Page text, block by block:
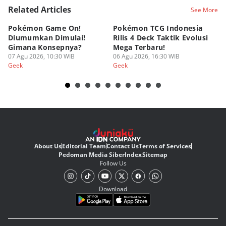
Related Articles See More
Pokémon Game On!
Diumumkan Dimulai!
Gimana Konsepnya?
07 Agu 2026, 10:30 WIB
Geek
Pokémon TCG Indonesia
Rilis 4 Deck Taktik Evolusi
Mega Terbaru!
06 Agu 2026, 16:30 WIB
Geek
About UsEditorial TeamContact UsTerms of Services
Pedoman Media SiberIndexSitemap
Follow Us
Download